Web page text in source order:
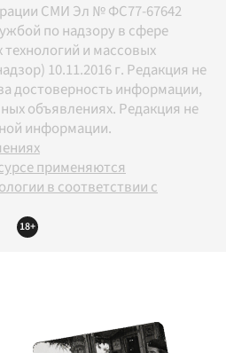
СМИ Эл № ФС77-67642
по надзору в сфере
и массовых
10.11.2016 г. Редакция не
достоверность информации,
объявлениях. Редакция не
информации.
применяются
в соответствии с
18+